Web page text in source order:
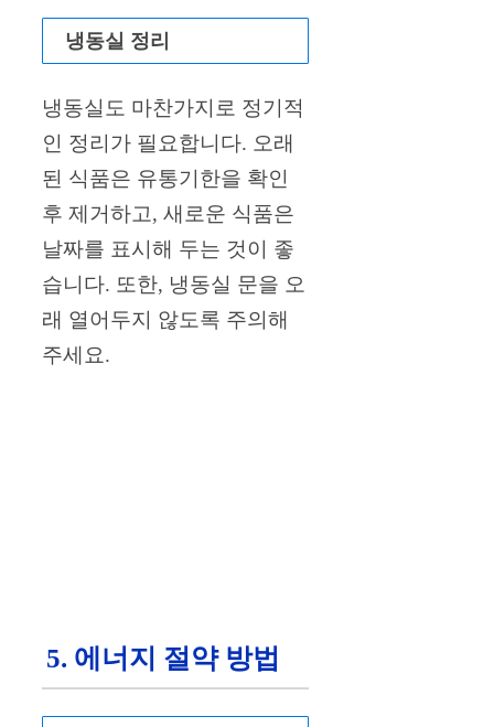
냉동실 정리
냉동실도 마찬가지로 정기적
인 정리가 필요합니다. 오래
된 식품은 유통기한을 확인
후 제거하고, 새로운 식품은
날짜를 표시해 두는 것이 좋
습니다. 또한, 냉동실 문을 오
래 열어두지 않도록 주의해
주세요.
5. 에너지 절약 방법